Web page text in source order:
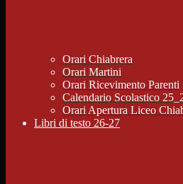
Orari Chiabrera
Orari Martini
Orari Ricevimento Parenti
Calendario Scolastico
Orari Apertura Liceo
Libri di testo 26-27